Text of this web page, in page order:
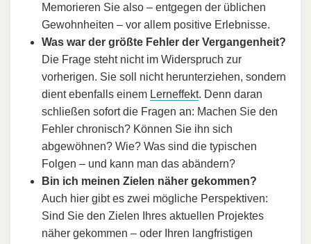
Memorieren Sie also – entgegen der üblichen
Gewohnheiten – vor allem positive Erlebnisse.
Was war der größte Fehler der Vergangenheit?
Die Frage steht nicht im Widerspruch zur
vorherigen. Sie soll nicht herunterziehen, sondern
dient ebenfalls einem Lerneffekt. Denn daran
schließen sofort die Fragen an: Machen Sie den
Fehler chronisch? Können Sie ihn sich
abgewöhnen? Wie? Was sind die typischen
Folgen – und kann man das abändern?
Bin ich meinen Zielen näher gekommen?
Auch hier gibt es zwei mögliche Perspektiven:
Sind Sie den Zielen Ihres aktuellen Projektes
näher gekommen – oder Ihren langfristigen